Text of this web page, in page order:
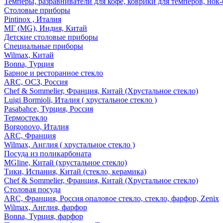
Столовые приборы
Pintinox , Италия
МГ (MG), Индия, Китай
Детские столовые приборы
Специальные приборы
Wilmax, Китай
Bonna, Турция
Барное и ресторанное стекло
ARC, ОСЗ, Россия
Chef & Sommelier, Франция, Китай (Хрустальное стекло)
Luigi Bormioli, Италия ( хрустальное стекло )
Pasabahce, Турция, Россия
Термостекло
Borgonovo, Италия
ARC, Франция
Wilmax, Англия ( хрустальное стекло )
Посуда из поликарбоната
MGline, Китай (хрустальное стекло)
Тики, Испания, Китай (стекло, керамика)
Chef & Sommelier, Франция, Китай (Хрустальное стекло)
Столовая посуда
ARC, Франция, Россия опаловое стекло, стекло, фарфор, Zenix
Wilmax, Англия, фарфор
Bonna, Турция, фарфор